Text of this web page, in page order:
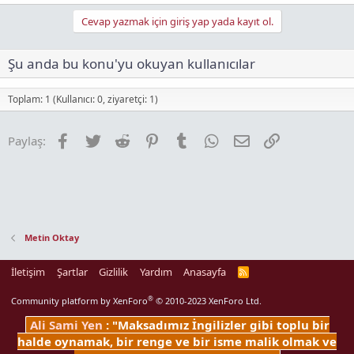
ı
K
p
y
a
l
a
Cevap yazmak için giriş yap yada kayıt ol.
Şu anda bu konu'yu okuyan kullanıcılar
Toplam: 1 (Kullanıcı: 0, ziyaretçi: 1)
Paylaş: Facebook
Twitter Reddit PinterestTumblr WhatsApp
E-posta
Metin Oktay
İletişim Şartlar Gizlilik Yardım Anasayfa
R
Community platform by XenForo® © 2010-2023 XenForo Ltd.
Ali Sami Yen : "Maksadımız İngilizler gibi toplu bir
halde oynamak, bir renge ve bir isme malik olmak ve